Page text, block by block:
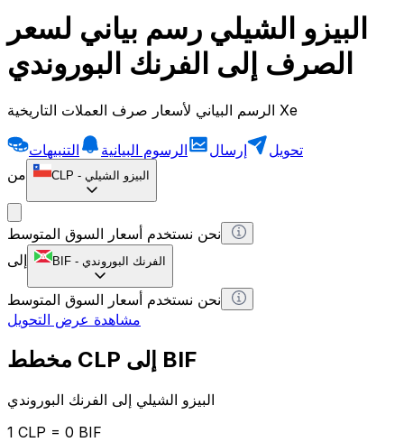
البيزو الشيلي رسم بياني لسعر
الصرف إلى الفرنك البوروندي
الرسم البياني لأسعار صرف العملات التاريخية Xe
تحويل إرسال الرسوم البيانية
التنبيهات
من
CLP - البيزو الشيلي
نحن نستخدم أسعار السوق المتوسط
إلى
BIF - الفرنك البوروندي
نحن نستخدم أسعار السوق المتوسط
مشاهدة عرض التحويل
مخطط CLP إلى BIF
البيزو الشيلي إلى الفرنك البوروندي
1 CLP = 0 BIF